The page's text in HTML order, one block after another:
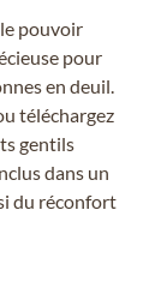
pouvoir
pour
en deuil.
téléchargez
gentils
dans un
du réconfort